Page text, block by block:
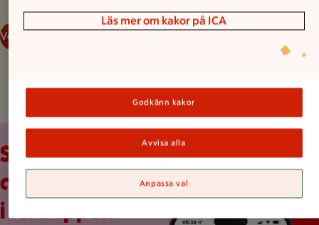
Veckans reklamblad
Röd bakgrund med stor rosa splash, en mobilskärmvy som
Scrolla veckans
alla erbjudanden
i ICA-appen
Läs mer om kakor på ICA
Godkänn kakor
Avvisa alla
Anpassa val